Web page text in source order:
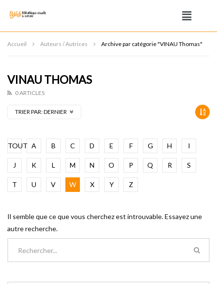
Accueil Auteurs / Autrices Archive par catégorie "VINAU Thomas"
VINAU THOMAS
0 ARTICLES
TRIER PAR:DERNIER
TOUT A B C D E F G H I
J K L M N O P Q R S
T U V W X Y Z
Il semble que ce que vous cherchez est introuvable. Essayez une
autre recherche.